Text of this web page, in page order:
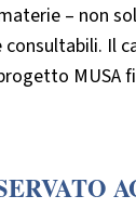
– non
Il
MUSA